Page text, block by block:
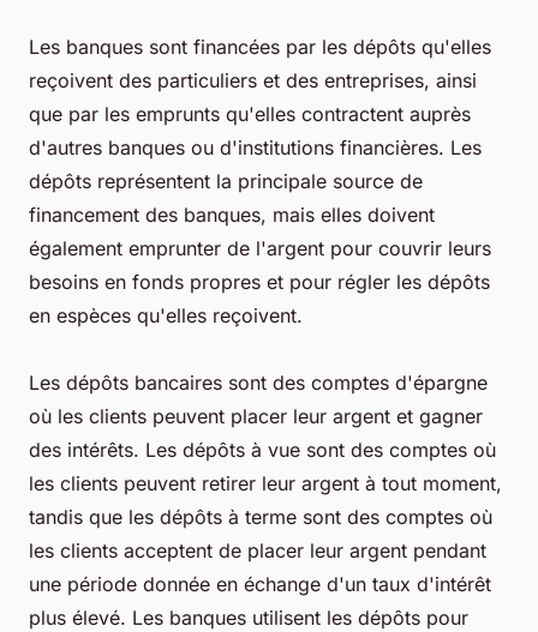
Les banques sont financées par les dépôts qu'elles
reçoivent des particuliers et des entreprises, ainsi
que par les emprunts qu'elles contractent auprès
d'autres banques ou d'institutions financières. Les
dépôts représentent la principale source de
financement des banques, mais elles doivent
également emprunter de l'argent pour couvrir leurs
besoins en fonds propres et pour régler les dépôts
en espèces qu'elles reçoivent.
Les dépôts bancaires sont des comptes d'épargne
où les clients peuvent placer leur argent et gagner
des intérêts. Les dépôts à vue sont des comptes où
les clients peuvent retirer leur argent à tout moment,
tandis que les dépôts à terme sont des comptes où
les clients acceptent de placer leur argent pendant
une période donnée en échange d'un taux d'intérêt
plus élevé. Les banques utilisent les dépôts pour